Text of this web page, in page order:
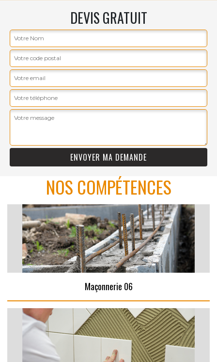
DEVIS GRATUIT
NOS COMPÉTENCES
Maçonnerie 06